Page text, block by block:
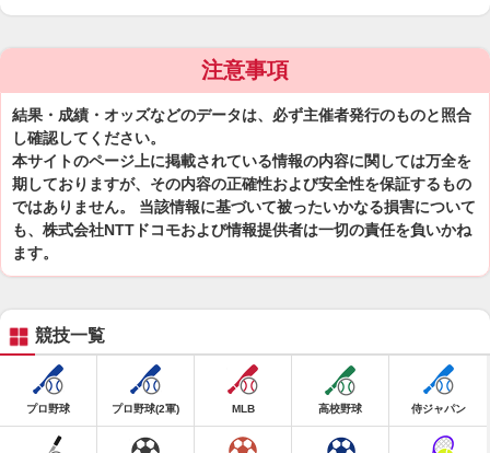
注意事項
結果・成績・オッズなどのデータは、必ず主催者発行のものと照合
し確認してください。
本サイトのページ上に掲載されている情報の内容に関しては万全を
期しておりますが、その内容の正確性および安全性を保証するもの
ではありません。 当該情報に基づいて被ったいかなる損害について
も、株式会社NTTドコモおよび情報提供者は一切の責任を負いかね
ます。
競技一覧
プロ野球 プロ野球(2軍) MLB 高校野球 侍ジャパン